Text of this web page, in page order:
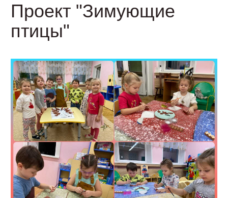
Проект "Зимующие
птицы"